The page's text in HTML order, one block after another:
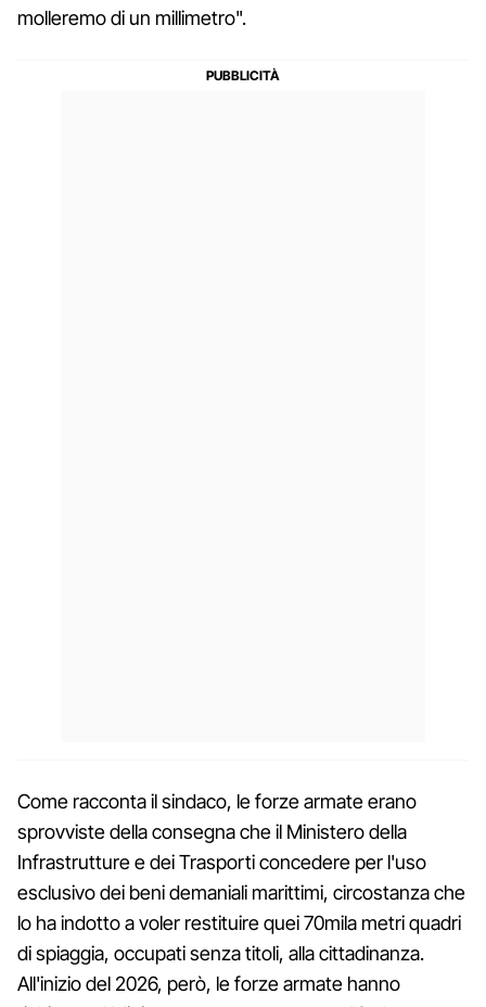
molleremo di un millimetro".
Come racconta il sindaco, le forze armate erano
sprovviste della consegna che il Ministero della
Infrastrutture e dei Trasporti concedere per l'uso
esclusivo dei beni demaniali marittimi, circostanza che
lo ha indotto a voler restituire quei 70mila metri quadri
di spiaggia, occupati senza titoli, alla cittadinanza.
All'inizio del 2026, però, le forze armate hanno